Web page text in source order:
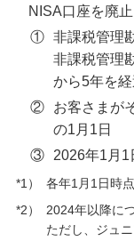
オンライン金融
金銭信託「貯蓄
ご検討中のお客さ
NISA口座を廃止
① 非課税管理
非課税管理
から5年を
②
お客さまが
の1月1日
③
2026年1月1
*1）
各年1月1日時
*2）
2024年以降に
ただし、ジュ